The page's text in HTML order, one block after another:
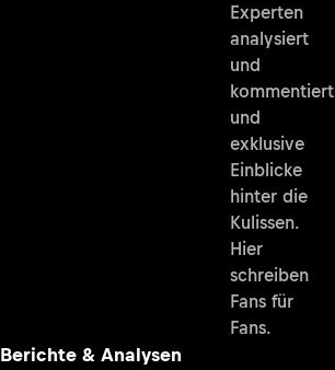
Experten
analysiert
und
kommentiert
und
exklusive
Einblicke
hinter die
Kulissen.
Hier
schreiben
Fans für
Fans.
Berichte & Analysen